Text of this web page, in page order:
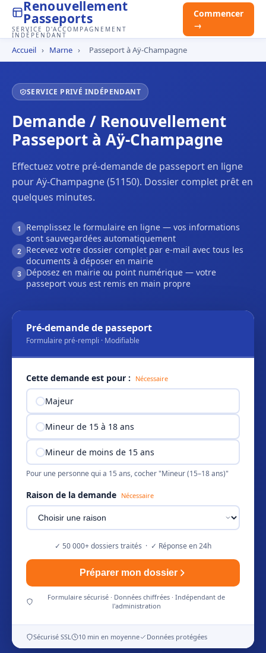
Renouvellement
Passeports
SERVICE D'ACCOMPAGNEMENT
INDÉPENDANT
Commencer
→
Accueil › Marne › Passeport à Aÿ-Champagne
SERVICE PRIVÉ INDÉPENDANT
Demande / Renouvellement
Passeport à Aÿ-Champagne
Effectuez votre pré-demande de passeport en ligne
pour Aÿ-Champagne (51150). Dossier complet prêt en
quelques minutes.
1
Remplissez le formulaire en ligne — vos informations
sont sauvegardées automatiquement
2 Recevez votre dossier complet par e-mail avec tous les
documents à déposer en mairie
3 Déposez en mairie ou point numérique — votre
passeport vous est remis en main propre
Pré-demande de passeport
Formulaire pré-rempli · Modifiable
Cette demande est pour : Nécessaire
Majeur
Mineur de 15 à 18 ans
Mineur de moins de 15 ans
Pour une personne qui a 15 ans, cocher "Mineur (15–18 ans)"
Raison de la demande Nécessaire
✓ 50 000+ dossiers traités · ✓ Réponse en 24h
Préparer mon dossier
Formulaire sécurisé · Données chiffrées · Indépendant de
l'administration
Sécurisé SSL 10 min en moyenne Données protégées